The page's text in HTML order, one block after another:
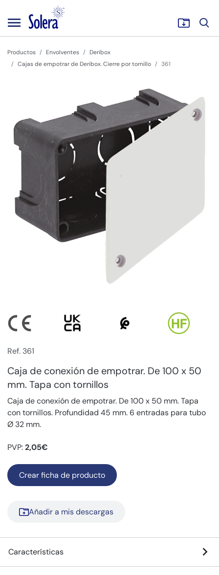
Productos Envolventes
Deribox
Cajas de empotrar de Deribox. Cierre por tornillo
361
Ref. 361
Caja de conexión de empotrar. De 100 x 50
mm. Tapa con tornillos
Caja de conexión de empotrar. De 100 x 50 mm. Tapa
con tornillos. Profundidad 45 mm. 6 entradas para tubo
Ø 32 mm.
PVP:2,05€
Crear ficha de producto
Añadir a mis descargas
Características